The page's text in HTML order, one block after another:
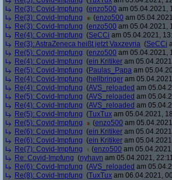
Re(3): Covid-Impfung (enzo500 am 05.04.2021,
Re(3): Covid-Impfung
(enzo500 am
Re(3): Covid-Impfung (enzo500 am 05.04.2021,
Re(4): Covid-Impfung (SeCCi am 05.04.2021,
Re(3): AstraZeneca heißt jetzt Vaxzevria (SeCCi
Re(5): Covid-Impfung (enzo500 am 05.04.2021,
Re(4): Covid-Impfung (ein Kritiker am
Re(5): Covid-Impfung (Paulas_Papa am
Re(4): Covid-Impfung (hellbringer am
Re(4): Covid-Impfung (AVS_reloaded am
Re(5): Covid-Impfung (AVS_reloaded am
Re(4): Covid-Impfung (AVS_reloaded am
Re(5): Covid-Impfung (TuxTux am 05.04.2021,
Re(5): Covid-Impfung
(enzo500 am
Re(6): Covid-Impfung (ein Kritiker am
Re(6): Covid-Impfung (ein Kritiker am
Re(7): Covid-Impfung
(enzo500 am
Re: Covid-Impfung (nyhavn am 05.04.2021,
Re(6): Covid-Impfung (AVS_reloaded am
Re(8): Covid-Impfung (TuxTux am 06.04.2021,